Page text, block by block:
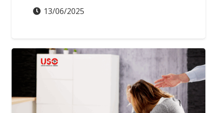
13/06/2025
IGUALDAD